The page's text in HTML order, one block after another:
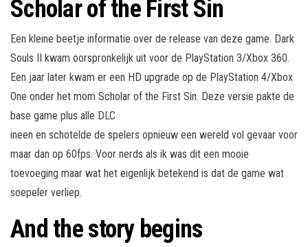
Scholar of the First Sin
Een kleine beetje informatie over de release van deze game. Dark
Souls II kwam oorspronkelijk uit voor de PlayStation 3/Xbox 360.
Een jaar later kwam er een HD upgrade op de PlayStation 4/Xbox
One onder het mom Scholar of the First Sin. Deze versie pakte de
base game plus alle DLC
ineen en schotelde de spelers opnieuw een wereld vol gevaar voor
maar dan op 60fps. Voor nerds als ik was dit een mooie
toevoeging maar wat het eigenlijk betekend is dat de game wat
soepeler verliep.
And the story begins